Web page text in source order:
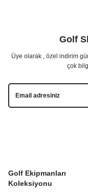
Golf Ekipmanları
Koleksiyonu
Golf
Üye olarak , özel indirim
çok